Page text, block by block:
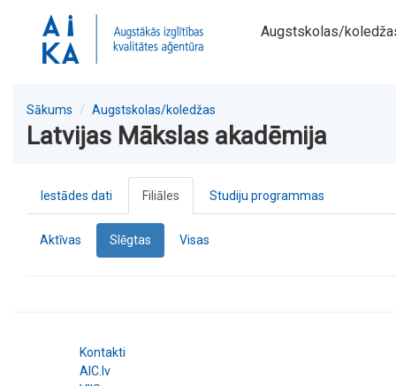
Augstskolas/
Sākums Augstskolas/koledžas
Latvijas Mākslas akadēmija
Iestādes dati Filiāles Studiju programmas
Aktīvas Slēgtas Visas
Kontakti
AIC.lv